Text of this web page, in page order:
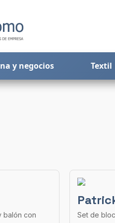
y negocios Textil
balón con
Set de